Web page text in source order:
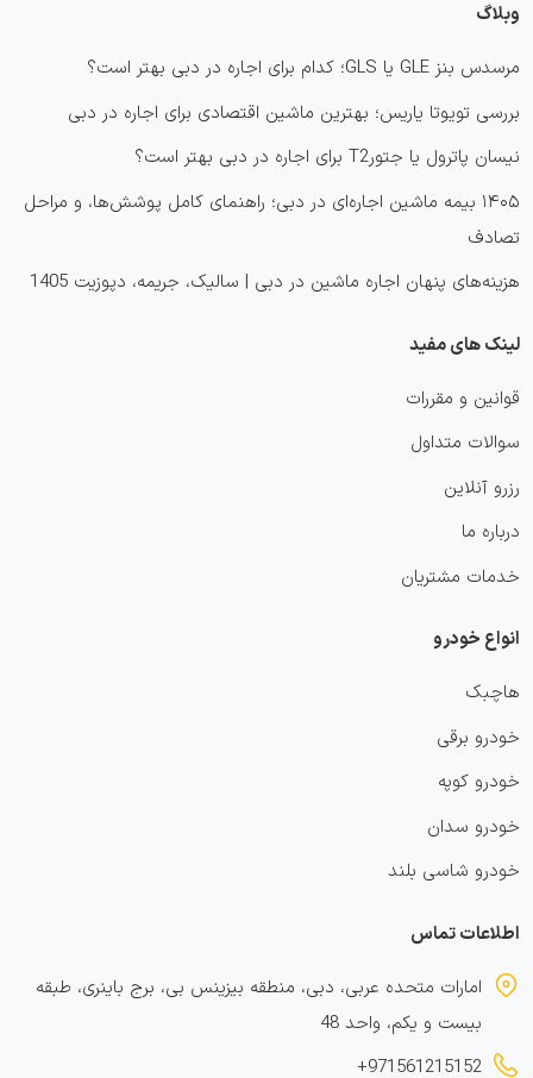
وبلاگ
مرسدس بنز GLE یا GLS؛ کدام برای اجاره در دبی بهتر است؟
بررسی تویوتا یاریس؛ بهترین ماشین اقتصادی برای اجاره در دبی
نیسان پاترول یا جتورT2 برای اجاره در دبی بهتر است؟
۱۴۰۵ بیمه ماشین اجاره‌ای در دبی؛ راهنمای کامل پوشش‌ها، و مراحل
تصادف
هزینه‌های پنهان اجاره ماشین در دبی | سالیک، جریمه، دپوزیت 1405
لینک های مفید
قوانین و مقررات
سوالات متداول
رزرو آنلاین
درباره ما
خدمات مشتریان
انواع خودرو
هاچبک
خودرو برقی
خودرو کوپه
خودرو سدان
خودرو شاسی بلند
اطلاعات تماس
امارات متحده عربی، دبی، منطقه بیزینس بی، برج باینری، طبقه
بیست و یکم، واحد 48
+971561215152